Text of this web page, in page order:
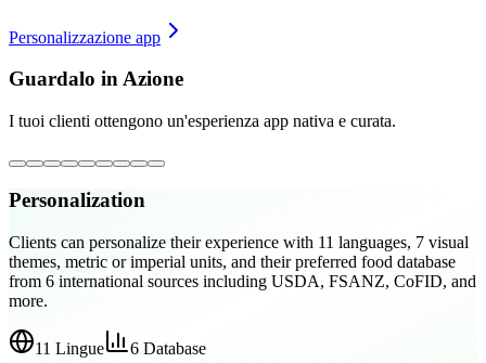
Personalizzazione app
Guardalo in Azione
I tuoi clienti ottengono un'esperienza app nativa e curata.
Personalization
Clients can personalize their experience with 11 languages, 7 visual
themes, metric or imperial units, and their preferred food database
from 6 international sources including USDA, FSANZ, CoFID, and
more.
11 Lingue 6 Database